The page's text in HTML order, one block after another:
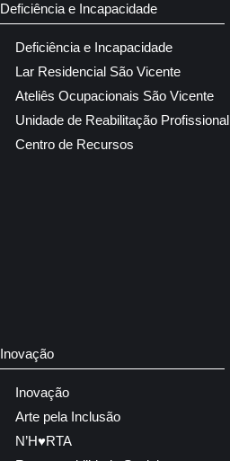
Deficiência e Incapacidade
Deficiência e Incapacidade
Lar Residencial São Vicente
Ateliês Ocupacionais São Vicente
Unidade de Reabilitação Profissional
Centro de Recursos
Inovação
Inovação
Arte pela Inclusão
N’H♥RTA